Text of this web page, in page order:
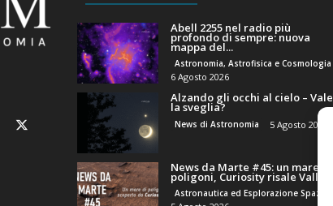
Abell 2255 nel radio più
profondo di sempre: nuova
mappa del...
Astronomia, Astrofisica e Cosmologia
6 Agosto 2026
Alzando gli occhi al cielo – Vale
la sveglia?
News di Astronomia 5 Agosto 2026
News da Marte #45: un mare di
poligoni, Curiosity risale Valle...